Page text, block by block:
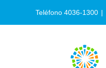
Teléfono 4036-1300 |